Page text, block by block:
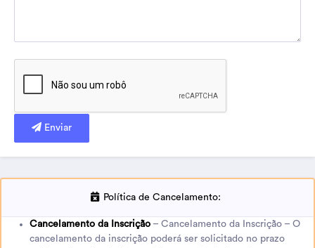
Enviar
Política de Cancelamento:
Cancelamento da Inscrição – Cancelamento da Inscrição – O
cancelamento da inscrição poderá ser solicitado no prazo